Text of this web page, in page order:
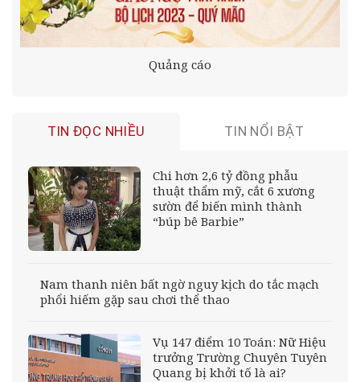
Quảng cáo
TIN ĐỌC NHIỀU TIN NỔI BẬT
Chi hơn 2,6 tỷ đồng phẫu
thuật thẩm mỹ, cắt 6 xương
sườn để biến mình thành
“búp bê Barbie”
Nam thanh niên bất ngờ nguy kịch do tắc mạch
phổi hiếm gặp sau chơi thể thao
Vụ 147 điểm 10 Toán: Nữ Hiệu
trưởng Trường Chuyên Tuyên
Quang bị khởi tố là ai?